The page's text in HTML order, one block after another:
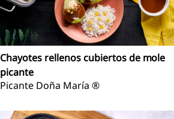
Chayotes rellenos cubiertos de mole
picante
Picante Doña María ®